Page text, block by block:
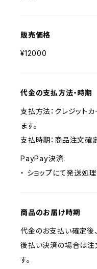
販売価格
¥12000
代金の支払方法・時期
支払方法：クレジット
ます。
支払時期：商品注文確
PayPay決済:
・ ショップにて発送処
商品のお届け時期
代金のお支払い確定後
後払い決済の場合は注
す。